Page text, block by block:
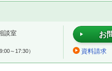
談室
～17:30）
お
資料請求